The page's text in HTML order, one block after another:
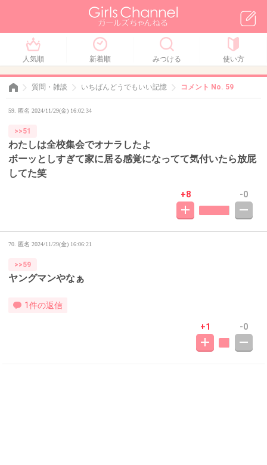
人気順 新着順 みつける 使い方
質問・雑談 いちばんどうでもいい記憶 コメント No. 59
59. 匿名 2024/11/29(金) 16:02:34
>>51
わたしは全校集会でオナラしたよ
ボーッとしすぎて家に居る感覚になってて気付いたら放屁
してた笑
+8 -0
70. 匿名 2024/11/29(金) 16:06:21
>>59
ヤングマンやなぁ
1件の返信
+1 -0